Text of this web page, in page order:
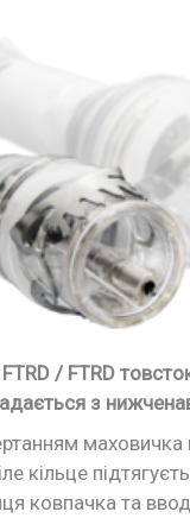
/ FTRD
з
маховичка
кільце
ковпачка та